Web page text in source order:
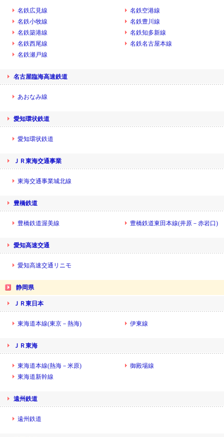
名鉄広見線
名鉄空港線
名鉄小牧線
名鉄豊川線
名鉄築港線
名鉄知多新線
名鉄西尾線
名鉄名古屋本線
名鉄瀬戸線
名古屋臨海高速鉄道
あおなみ線
愛知環状鉄道
愛知環状鉄道
ＪＲ東海交通事業
東海交通事業城北線
豊橋鉄道
豊橋鉄道渥美線 豊橋鉄道東田本線(井原－赤岩口)
愛知高速交通
愛知高速交通リニモ
静岡県
ＪＲ東日本
東海道本線(東京－熱海) 伊東線
ＪＲ東海
東海道本線(熱海－米原)
御殿場線
東海道新幹線
遠州鉄道
遠州鉄道